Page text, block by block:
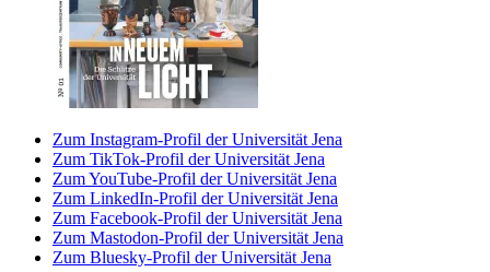
Zum Instagram-Profil der Universität Jena
Zum TikTok-Profil der Universität Jena
Zum YouTube-Profil der Universität Jena
Zum LinkedIn-Profil der Universität Jena
Zum Facebook-Profil der Universität Jena
Zum Mastodon-Profil der Universität Jena
Zum Bluesky-Profil der Universität Jena